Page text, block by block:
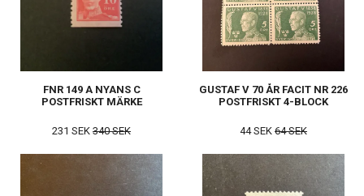
FNR 149 A NYANS C
POSTFRISKT MÄRKE
231 SEK 340 SEK
GUSTAF V 70 ÅR FACIT NR 226
POSTFRISKT 4-BLOCK
44 SEK 64 SEK